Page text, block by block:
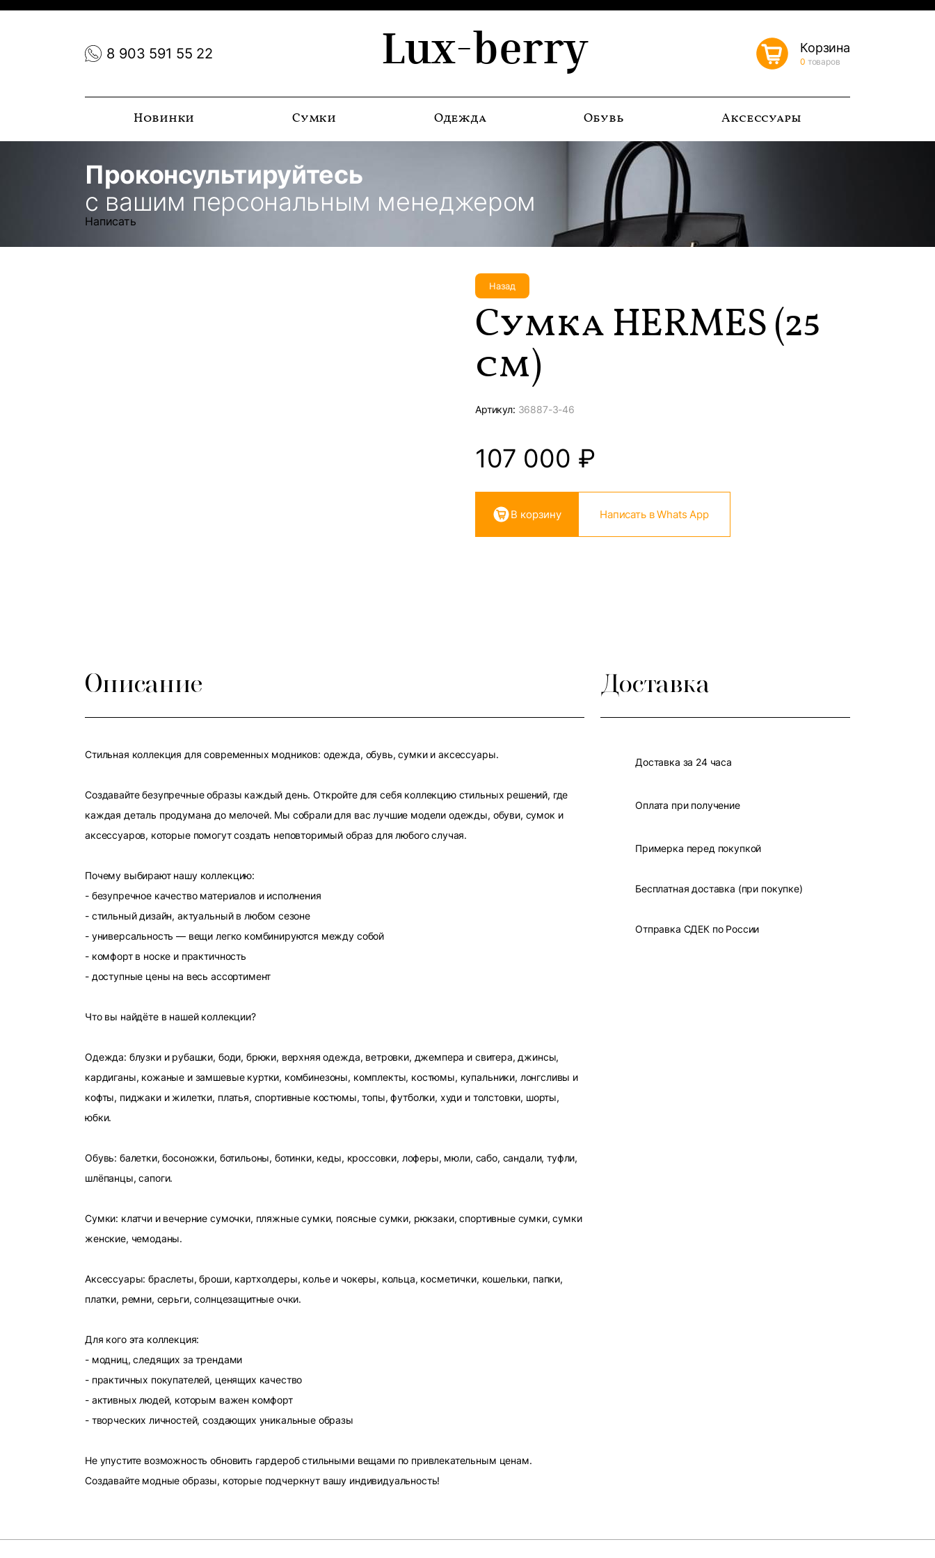
8 903 591 55 22 Lux-berry Корзина
0 товаров
Новинки Сумки Одежда Обувь Аксессуары
Проконсультируйтесь
с вашим персональным менеджером
Написать
Назад
Сумка HERMES (25
см)
Артикул: 36887-3-46
107 000 ₽
В корзину Написать в Whats App
Описание
Стильная коллекция для современных модников: одежда, обувь, сумки и аксессуары.
Создавайте безупречные образы каждый день. Откройте для себя коллекцию стильных решений, где
каждая деталь продумана до мелочей. Мы собрали для вас лучшие модели одежды, обуви, сумок и
аксессуаров, которые помогут создать неповторимый образ для любого случая.
Почему выбирают нашу коллекцию:
- безупречное качество материалов и исполнения
- стильный дизайн, актуальный в любом сезоне
- универсальность — вещи легко комбинируются между собой
- комфорт в носке и практичность
- доступные цены на весь ассортимент
Что вы найдёте в нашей коллекции?
Одежда: блузки и рубашки, боди, брюки, верхняя одежда, ветровки, джемпера и свитера, джинсы,
кардиганы, кожаные и замшевые куртки, комбинезоны, комплекты, костюмы, купальники, лонгсливы и
кофты, пиджаки и жилетки, платья, спортивные костюмы, топы, футболки, худи и толстовки, шорты,
юбки.
Обувь: балетки, босоножки, ботильоны, ботинки, кеды, кроссовки, лоферы, мюли, сабо, сандали, туфли,
шлёпанцы, сапоги.
Сумки: клатчи и вечерние сумочки, пляжные сумки, поясные сумки, рюкзаки, спортивные сумки, сумки
женские, чемоданы.
Аксессуары: браслеты, броши, картхолдеры, колье и чокеры, кольца, косметички, кошельки, папки,
платки, ремни, серьги, солнцезащитные очки.
Для кого эта коллекция:
- модниц, следящих за трендами
- практичных покупателей, ценящих качество
- активных людей, которым важен комфорт
- творческих личностей, создающих уникальные образы
Не упустите возможность обновить гардероб стильными вещами по привлекательным ценам.
Создавайте модные образы, которые подчеркнут вашу индивидуальность!
Доставка
Доставка за 24 часа
Оплата при получение
Примерка перед покупкой
Бесплатная доставка (при покупке)
Отправка СДЕК по России